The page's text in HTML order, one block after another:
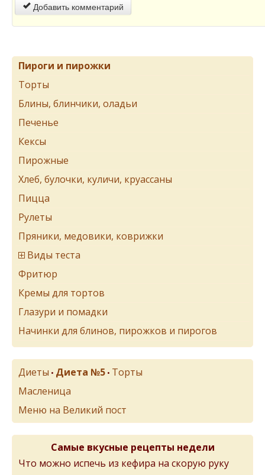
Добавить комментарий
Пироги и пирожки
Торты
Блины, блинчики, оладьи
Печенье
Кексы
Пирожные
Хлеб, булочки, куличи, круассаны
Пицца
Рулеты
Пряники, медовики, коврижки
Виды теста
Фритюр
Кремы для тортов
Глазури и помадки
Начинки для блинов, пирожков и пирогов
Диеты • Диета №5 • Торты
Масленица
Меню на Великий пост
Самые вкусные рецепты недели
Что можно испечь из кефира на скорую руку